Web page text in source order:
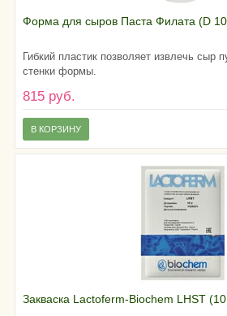
Форма для сыров Паста Филата (D
Гибкий пластик позволяет извлечь сыр
стенки формы.
815 руб.
В КОРЗИНУ
Закваска Lactoferm-Biochem LHST